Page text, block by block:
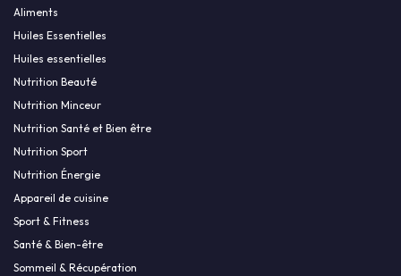
Aliments
Huiles Essentielles
Huiles essentielles
Nutrition Beauté
Nutrition Minceur
Nutrition Santé et Bien être
Nutrition Sport
Nutrition Énergie
Appareil de cuisine
Sport & Fitness
Santé & Bien-être
Sommeil & Récupération